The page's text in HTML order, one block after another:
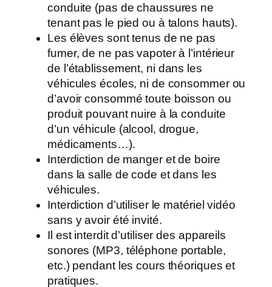
conduite (pas de chaussures ne
tenant pas le pied ou à talons hauts).
Les élèves sont tenus de ne pas
fumer, de ne pas vapoter à l’intérieur
de l’établissement, ni dans les
véhicules écoles, ni de consommer ou
d’avoir consommé toute boisson ou
produit pouvant nuire à la conduite
d’un véhicule (alcool, drogue,
médicaments…).
Interdiction de manger et de boire
dans la salle de code et dans les
véhicules.
Interdiction d’utiliser le matériel vidéo
sans y avoir été invité.
Il est interdit d’utiliser des appareils
sonores (MP3, téléphone portable,
etc.) pendant les cours théoriques et
pratiques.